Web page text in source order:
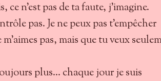
ce n'est pas de ta faute, j'imagine.
pas. Je ne peux pas t'empêcher
pas, mais que tu veux
plus... chaque jour je suis